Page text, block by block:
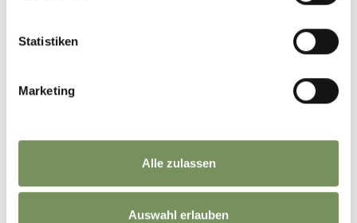
Statistiken
Marketing
Alle zulassen
Auswahl erlauben
2000 SKIGEBIED